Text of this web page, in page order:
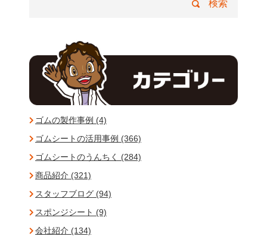
ゴムの製作事例 (4)
ゴムシートの活用事例 (366)
ゴムシートのうんちく (284)
商品紹介 (321)
スタッフブログ (94)
スポンジシート (9)
会社紹介 (134)